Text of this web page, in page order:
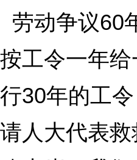
劳动争议60
按工令一年
行30年的工
请人大代表